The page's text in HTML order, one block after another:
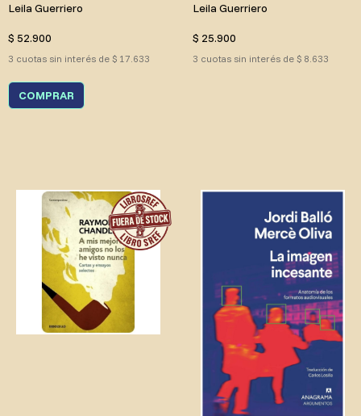
Leila Guerriero
$ 52.900
3 cuotas sin interés de $ 17.633
COMPRAR
Leila Guerriero
$ 25.900
3 cuotas sin interés de $ 8.633